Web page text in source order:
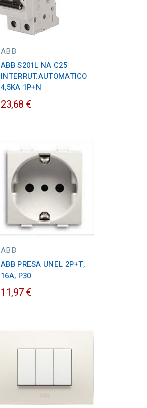
ABB
ABB S201L NA C25
INTERRUT.AUTOMATICO
4,5KA 1P+N
23,68 €
ABB
ABB PRESA UNEL 2P+T,
16A, P30
11,97 €